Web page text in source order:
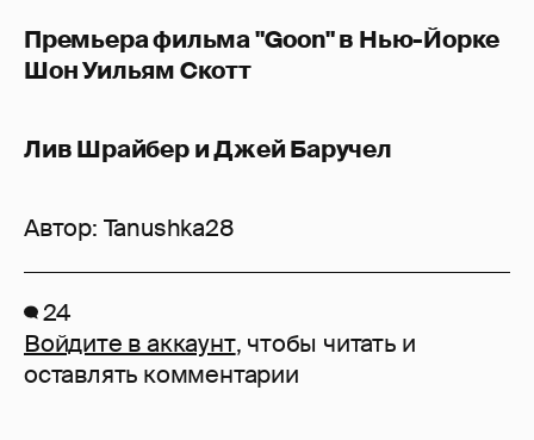
Премьера фильма "Goon" в Нью-Йорке
Шон Уильям Скотт
Лив Шрайбер и Джей Баручел
Автор: Tanushka28
24
Войдите в аккаунт, чтобы читать и
оставлять комментарии